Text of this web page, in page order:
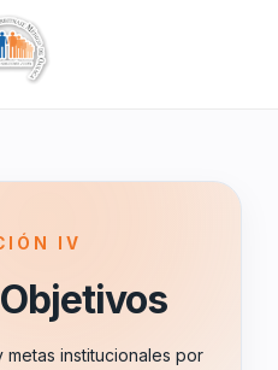
IV
institucionales por